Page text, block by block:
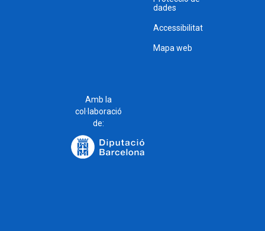
dades
Accessibilitat
Mapa web
Amb la
col·laboració
de: